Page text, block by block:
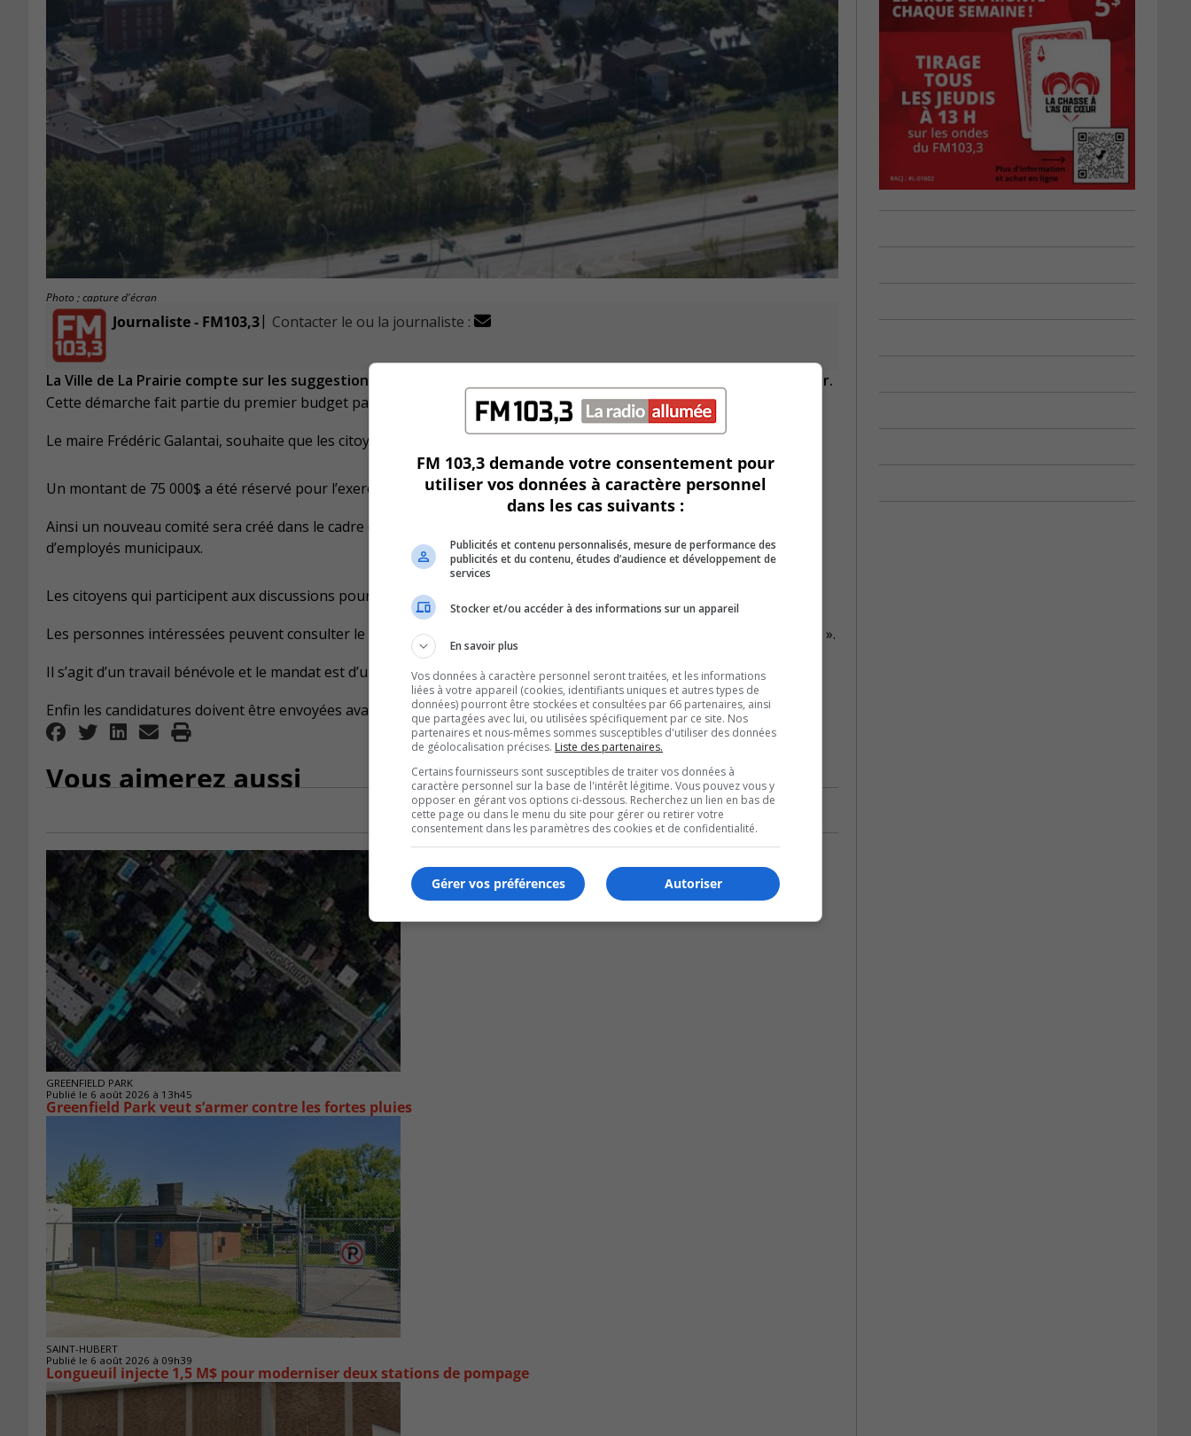
Photo ; capture d'écran
Journaliste - FM103,3| Contacter le ou la journaliste :
La Ville de La Prairie compte sur les suggestions des résidents pour élaborer des projets qui leur tiennent à cœur.
Cette démarche fait partie du premier budget participatif de la Ville.
Le maire Frédéric Galantai, souhaite que les citoyens s’impliquent « dans la création d’une ville à leur image ».
Un montant de 75 000$ a été réservé pour l’exercice budgétaire de 2025.
Ainsi un nouveau comité sera créé dans le cadre de cette démarche. Celui-ci sera composé de citoyens, d’élus et
d’employés municipaux.
Les citoyens qui participent aux discussions pourront éventuellement voter pour leur projet favori.
Les personnes intéressées peuvent consulter le site www.ville.laprairie.qc.ca dans le section « comités et commissions ».
Il s’agit d’un travail bénévole et le mandat est d’une durée de deux ans.
Enfin les candidatures doivent être envoyées avant le 13 octobre.
Vous aimerez aussi
GREENFIELD PARK
Publié le 6 août 2026 à 13h45
Greenfield Park veut s’armer contre les fortes pluies
SAINT-HUBERT
Publié le 6 août 2026 à 09h39
Longueuil injecte 1,5 M$ pour moderniser deux stations de pompage
FM 103,3 demande votre consentement pour
utiliser vos données à caractère personnel
dans les cas suivants :
Publicités et contenu personnalisés, mesure de performance des
publicités et du contenu, études d’audience et développement de
services
Stocker et/ou accéder à des informations sur un appareil
En savoir plus
Vos données à caractère personnel seront traitées, et les informations
liées à votre appareil (cookies, identifiants uniques et autres types de
données) pourront être stockées et consultées par 66 partenaires, ainsi
que partagées avec lui, ou utilisées spécifiquement par ce site. Nos
partenaires et nous-mêmes sommes susceptibles d'utiliser des données
de géolocalisation précises. Liste des partenaires.
Certains fournisseurs sont susceptibles de traiter vos données à
caractère personnel sur la base de l'intérêt légitime. Vous pouvez vous y
opposer en gérant vos options ci-dessous. Recherchez un lien en bas de
cette page ou dans le menu du site pour gérer ou retirer votre
consentement dans les paramètres des cookies et de confidentialité.
Autoriser
Gérer vos préférences